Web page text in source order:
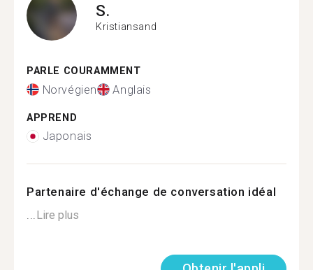
S.
Kristiansand
PARLE COURAMMENT
Norvégien Anglais
APPREND
Japonais
Partenaire d'échange de conversation idéal
...Lire plus